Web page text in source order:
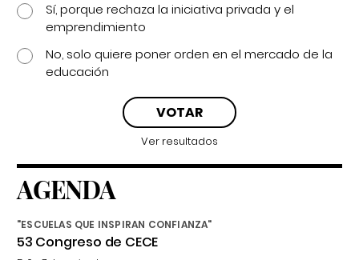
Sí, porque rechaza la iniciativa privada y el
emprendimiento
No, solo quiere poner orden en el mercado de la
educación
Ver resultados
AGENDA
"ESCUELAS QUE INSPIRAN CONFIANZA"
53 Congreso de CECE